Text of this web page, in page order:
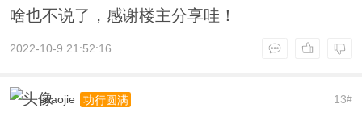
啥也不说了，感谢楼主分享哇！
2022-10-9 21:52:16
13#
suaojie 功行圆满